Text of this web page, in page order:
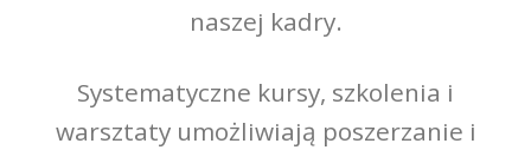
naszej kadry.
Systematyczne kursy, szkolenia i
warsztaty umożliwiają poszerzanie i